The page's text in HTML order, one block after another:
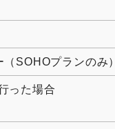
SOHOプランのみ）
った場合